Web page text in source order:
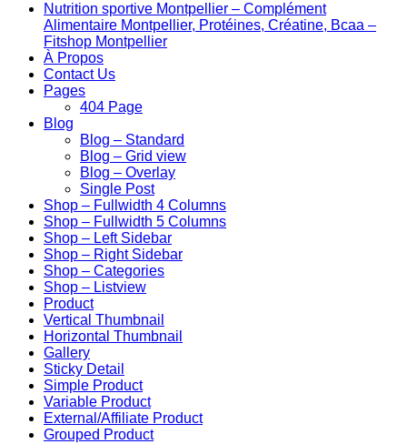
Nutrition sportive Montpellier – Complément
Alimentaire Montpellier, Protéines, Créatine, Bcaa –
Fitshop Montpellier
À Propos
Contact Us
Pages
404 Page
Blog
Blog – Standard
Blog – Grid view
Blog – Overlay
Single Post
Shop – Fullwidth 4 Columns
Shop – Fullwidth 5 Columns
Shop – Left Sidebar
Shop – Right Sidebar
Shop – Categories
Shop – Listview
Product
Vertical Thumbnail
Horizontal Thumbnail
Gallery
Sticky Detail
Simple Product
Variable Product
External/Affiliate Product
Grouped Product